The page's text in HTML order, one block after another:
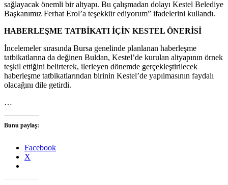
sağlayacak önemli bir altyapı. Bu çalışmadan dolayı Kestel Belediye
Başkanımız Ferhat Erol’a teşekkür ediyorum” ifadelerini kullandı.
HABERLEŞME TATBİKATI İÇİN KESTEL ÖNERİSİ
İncelemeler sırasında Bursa genelinde planlanan haberleşme
tatbikatlarına da değinen Buldan, Kestel’de kurulan altyapının örnek
teşkil ettiğini belirterek, ilerleyen dönemde gerçekleştirilecek
haberleşme tatbikatlarından birinin Kestel’de yapılmasının faydalı
olacağını dile getirdi.
…
Bunu paylaş:
Facebook
X